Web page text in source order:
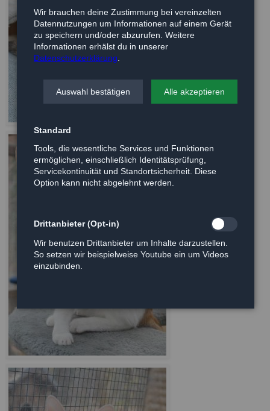
Wir brauchen deine Zustimmung bei vereinzelten
Datennutzungen um Informationen auf einem Gerät
zu speichern und/oder abzurufen. Weitere
Informationen erhälst du in unserer
Datenschutzerklärung
Auswahl bestätigen Alle akzeptieren
Standard
Tools, die wesentliche Services und Funktionen
ermöglichen, einschließlich Identitätsprüfung,
Servicekontinuität und Standortsicherheit. Diese
Option kann nicht abgelehnt werden.
Drittanbieter (Opt-in)
Wir benutzen Drittanbieter um Inhalte darzustellen.
So setzen wir beispielweise Youtube ein um Videos
einzubinden.